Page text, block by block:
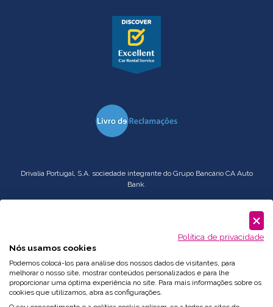
Drivalia Portugal, S.A. sociedade integrante do Grupo Bancário CA Auto
Bank.
Política de privacidade
Nós usamos cookies
Podemos colocá-los para análise dos nossos dados de visitantes, para
melhorar o nosso site, mostrar conteúdos personalizados e para lhe
proporcionar uma óptima experiência no site. Para mais informações sobre os
cookies que utilizamos, abra as configurações.